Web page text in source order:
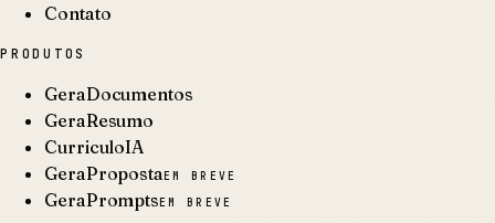
Contato
PRODUTOS
GeraDocumentos
GeraResumo
CurriculoIA
GeraPropostaEM BREVE
GeraPromptsEM BREVE